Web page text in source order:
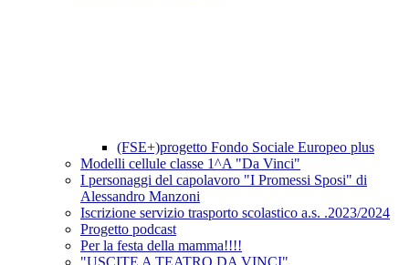
(FSE+)progetto Fondo Sociale Europeo plus
Modelli cellule classe 1^A "Da Vinci"
I personaggi del capolavoro "I Promessi Sposi" di
Alessandro Manzoni
Iscrizione servizio trasporto scolastico a.s. .2023/2024
Progetto podcast
Per la festa della mamma!!!!